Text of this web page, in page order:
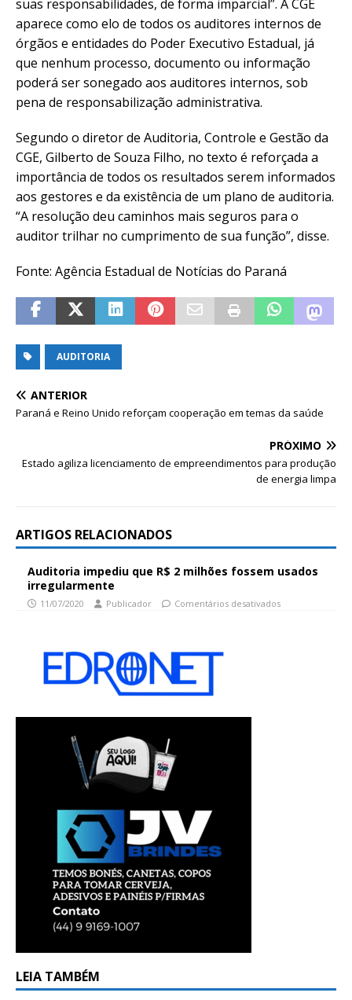
suas responsabilidades, de forma imparcial”. A CGE
aparece como elo de todos os auditores internos de
órgãos e entidades do Poder Executivo Estadual, já
que nenhum processo, documento ou informação
poderá ser sonegado aos auditores internos, sob
pena de responsabilização administrativa.
Segundo o diretor de Auditoria, Controle e Gestão da
CGE, Gilberto de Souza Filho, no texto é reforçada a
importância de todos os resultados serem informados
aos gestores e da existência de um plano de auditoria.
“A resolução deu caminhos mais seguros para o
auditor trilhar no cumprimento de sua função”, disse.
Fonte: Agência Estadual de Notícias do Paraná
AUDITORIA
ANTERIOR
Paraná e Reino Unido reforçam cooperação em temas da saúde
PRÓXIMO
Estado agiliza licenciamento de empreendimentos para produção
de energia limpa
ARTIGOS RELACIONADOS
Auditoria impediu que R$ 2 milhões fossem usados
irregularmente
11/07/2020 Publicador Comentários desativados
LEIA TAMBÉM